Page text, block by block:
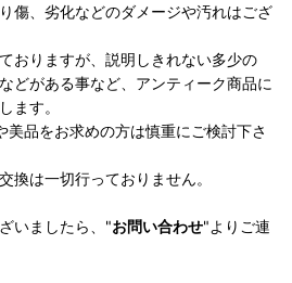
傷、劣化などのダメージや汚れはござ
おりますが、説明しきれない多少の
どがある事など、アンティーク商品に
ます。
美品をお求めの方は慎重にご検討下さ
換は一切行っておりません。
いましたら、"お問い合わせ"よりご連